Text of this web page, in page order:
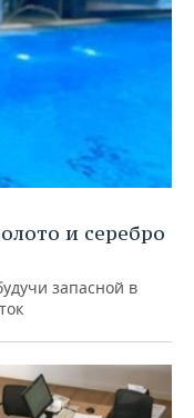
и серебро
запасной в